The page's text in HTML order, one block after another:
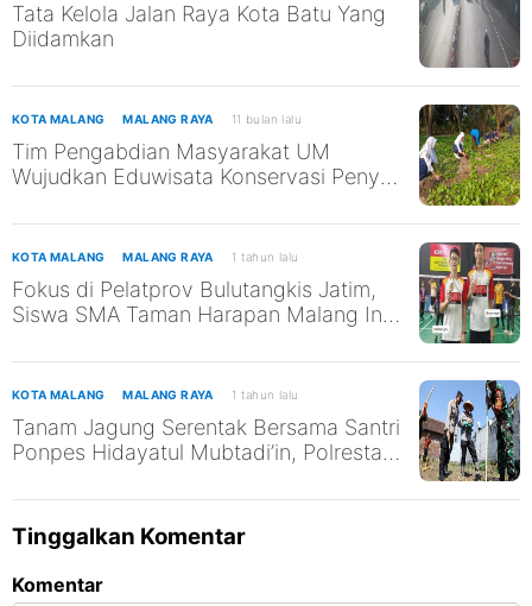
Tata Kelola Jalan Raya Kota Batu Yang
Diidamkan
KOTA MALANG MALANG RAYA 11 bulan lalu
Tim Pengabdian Masyarakat UM
Wujudkan Eduwisata Konservasi Penyu
SDGs ke-13 dan ke-14
KOTA MALANG MALANG RAYA 1 tahun lalu
Fokus di Pelatprov Bulutangkis Jatim,
Siswa SMA Taman Harapan Malang Ini
KOTA MALANG MALANG RAYA 1 tahun lalu
Tanam Jagung Serentak Bersama Santri
Ponpes Hidayatul Mubtadi’in, Polresta
Pangan Nasional
Tinggalkan Komentar
Komentar